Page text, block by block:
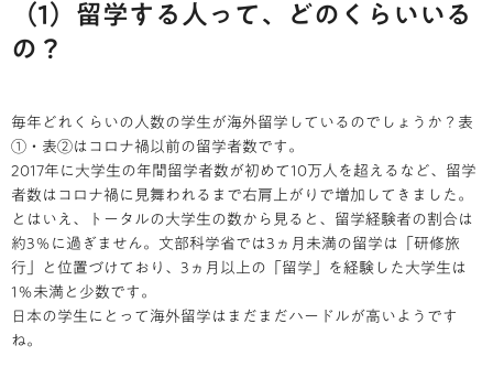
（1）留学する人って、どのくらいいる
の？
毎年どれくらいの人数の学生が海外留学しているのでしょうか？表
①・表②はコロナ禍以前の留学者数です。
2017年に大学生の年間留学者数が初めて10万人を超えるなど、留学
者数はコロナ禍に見舞われるまで右肩上がりで増加してきました。
とはいえ、トータルの大学生の数から見ると、留学経験者の割合は
約3％に過ぎません。文部科学省では3ヵ月未満の留学は「研修旅
行」と位置づけており、3ヵ月以上の「留学」を経験した大学生は
1％未満と少数です。
日本の学生にとって海外留学はまだまだハードルが高いようです
ね。